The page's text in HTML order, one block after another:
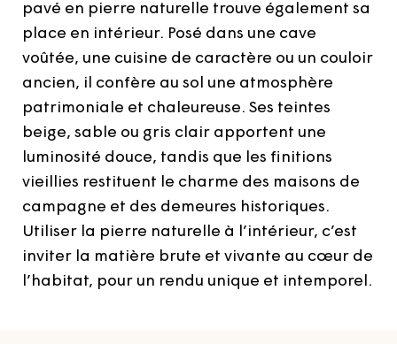
pavé en pierre naturelle trouve également sa
place en intérieur. Posé dans une cave
voûtée, une cuisine de caractère ou un couloir
ancien, il confère au sol une atmosphère
patrimoniale et chaleureuse. Ses teintes
beige, sable ou gris clair apportent une
luminosité douce, tandis que les finitions
vieillies restituent le charme des maisons de
campagne et des demeures historiques.
Utiliser la pierre naturelle à l’intérieur, c’est
inviter la matière brute et vivante au cœur de
l’habitat, pour un rendu unique et intemporel.